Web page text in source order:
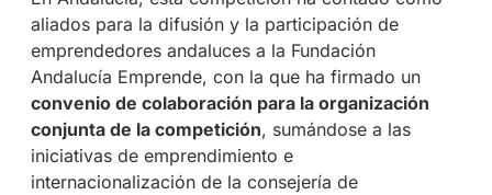
aliados para la difusión y la participación de
emprendedores andaluces a la Fundación
Andalucía Emprende, con la que ha firmado un
convenio de colaboración para la organización
conjunta de la competición, sumándose a las
iniciativas de emprendimiento e
internacionalización de la consejería de